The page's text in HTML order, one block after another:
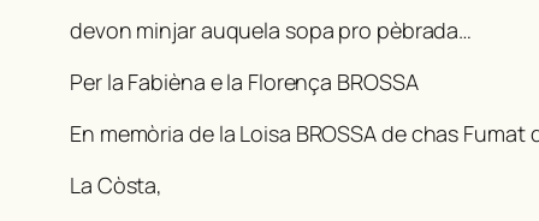
devon minjar auquela sopa pro pèbrada…
Per la Fabièna e la Florença BROSSA
En memòria de la Loisa BROSSA de chas Fumat
La Còsta,